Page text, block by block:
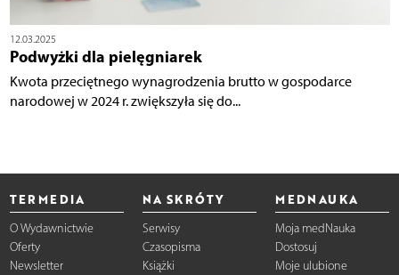
12.03.2025
Podwyżki dla pielęgniarek
Kwota przeciętnego wynagrodzenia brutto w gospodarce
narodowej w 2024 r. zwiększyła się do...
TERMEDIA
O Wydawnictwie
Oferty
Newsletter
NA SKRÓTY
Serwisy
Czasopisma
Książki
MEDNAUKA
Moja medNauka
Dostosuj
Moje ulubione